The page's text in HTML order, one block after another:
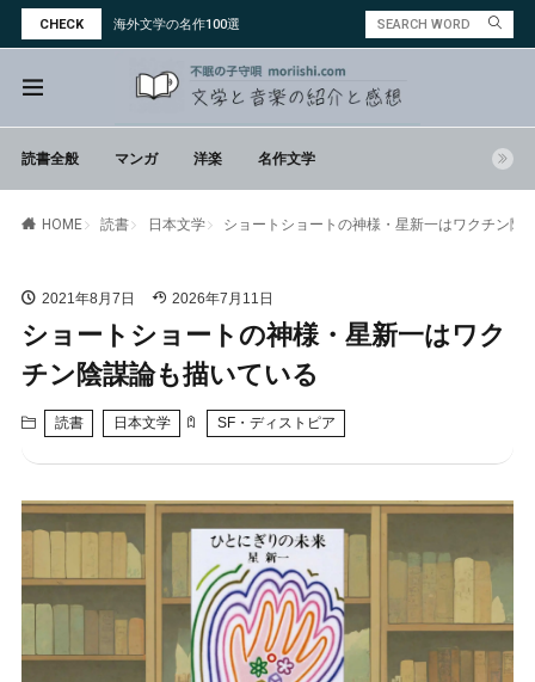
CHECK 海外文学の名作100選
読書全般 マンガ 洋楽 名作文学
HOME 読書 日本文学 ショートショートの神様・星新一はワクチン陰
2021年8月7日 2026年7月11日
ショートショートの神様・星新一はワク
チン陰謀論も描いている
読書 日本文学 SF・ディストピア